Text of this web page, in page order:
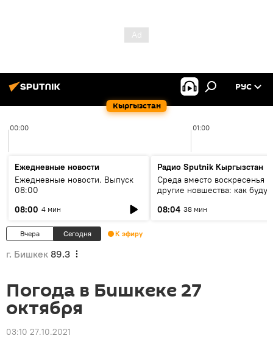
Кыргызстан
РУС
00:00 01:00
Ежедневные новости
Ежедневные новости. Выпуск
08:00
08:00 4 мин
Радио Sputnik Кыргызстан
Среда вместо воскресенья и
другие новшества: как будут
08:04 38 мин
Вчера Сегодня К эфиру
г. Бишкек 89.3
Погода в Бишкеке 27
октября
03:10 27.10.2021